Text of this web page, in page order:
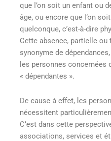
que l’on soit un enfant ou
âge, ou encore que l’on
quelconque, c’est-à-dire
Cette absence, partielle ou
synonyme de
les personnes concernées
« dépendantes ».
De cause à effet, les
nécessitent
C’est dans cette
associations, services et